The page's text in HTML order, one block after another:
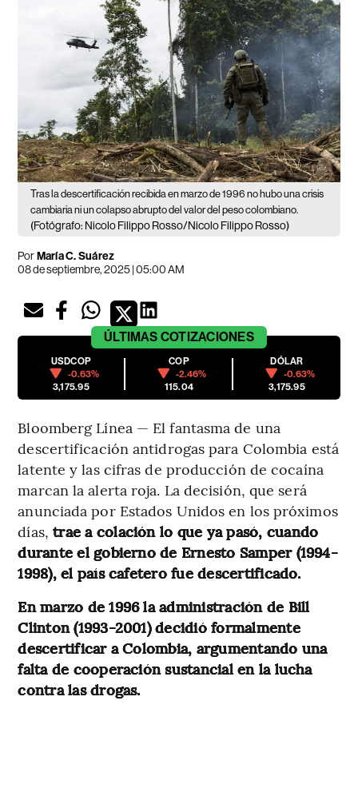
Tras la descertificación recibida en marzo de 1996 no hubo una crisis
cambiaria ni un colapso abrupto del valor del peso colombiano.
(Fotógrafo: Nicolo Filippo Rosso/Nicolo Filippo Rosso)
PorMaría C. Suárez
08 de septiembre, 2025 | 05:00 AM
ÚLTIMAS COTIZACIONES
USDCOP
-0.63%
3,175.95
COP
-2.46%
115.04
DÓLAR
-0.63%
3,175.95
Bloomberg Línea — El fantasma de una
descertificación antidrogas para Colombia está
latente y las cifras de producción de cocaína
marcan la alerta roja. La decisión, que será
anunciada por Estados Unidos en los próximos
días, trae a colación lo que ya pasó, cuando
durante el gobierno de Ernesto Samper (1994-
1998), el país cafetero fue descertificado.
En marzo de 1996 la administración de Bill
Clinton (1993-2001) decidió formalmente
descertificar a Colombia, argumentando una
falta de cooperación sustancial en la lucha
contra las drogas.